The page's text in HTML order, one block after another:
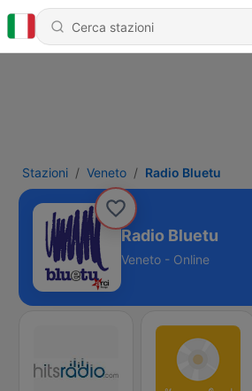
Stazioni Veneto Radio Bluetu
Radio Bluetu
Veneto - Online